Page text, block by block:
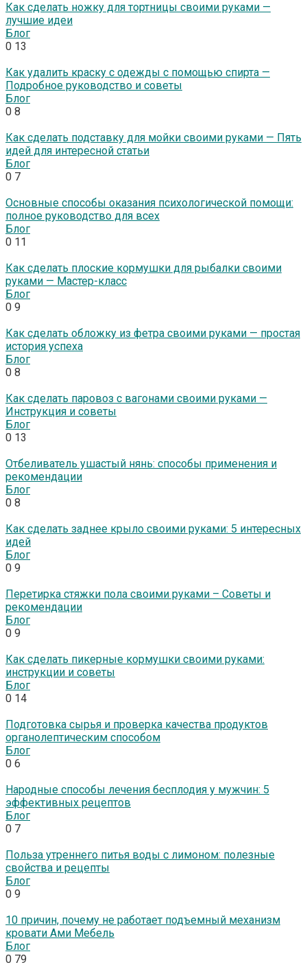
Как сделать ножку для тортницы своими руками —
лучшие идеи
Блог
0 13
Как удалить краску с одежды с помощью спирта —
Подробное руководство и советы
Блог
0 8
Как сделать подставку для мойки своими руками — Пять
идей для интересной статьи
Блог
0 7
Основные способы оказания психологической помощи:
полное руководство для всех
Блог
0 11
Как сделать плоские кормушки для рыбалки своими
руками — Мастер-класс
Блог
0 9
Как сделать обложку из фетра своими руками — простая
история успеха
Блог
0 8
Как сделать паровоз с вагонами своими руками —
Инструкция и советы
Блог
0 13
Отбеливатель ушастый нянь: способы применения и
рекомендации
Блог
0 8
Как сделать заднее крыло своими руками: 5 интересных
идей
Блог
0 9
Перетирка стяжки пола своими руками – Советы и
рекомендации
Блог
0 9
Как сделать пикерные кормушки своими руками:
инструкции и советы
Блог
0 14
Подготовка сырья и проверка качества продуктов
органолептическим способом
Блог
0 6
Народные способы лечения бесплодия у мужчин: 5
эффективных рецептов
Блог
0 7
Польза утреннего питья воды с лимоном: полезные
свойства и рецепты
Блог
0 9
10 причин, почему не работает подъемный механизм
кровати Ами Мебель
Блог
0 79